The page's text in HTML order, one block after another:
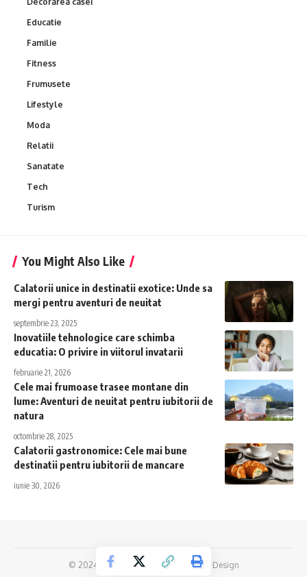
Educatie
Familie
Fitness
Frumusete
Lifestyle
Moda
Relatii
Sanatate
Tech
Turism
You Might Also Like
Calatorii unice in destinatii exotice: Unde sa
mergi pentru aventuri de neuitat
septembrie 23, 2025
Inovatiile tehnologice care schimba
educatia: O privire in viitorul invatarii
februarie 21, 2026
Cele mai frumoase trasee montane din
lume: Aventuri de neuitat pentru iubitorii de
natura
octombrie 28, 2025
Calatorii gastronomice: Cele mai bune
destinatii pentru iubitorii de mancare
iunie 30, 2026
© 2024 Stiri. AlphaByte - Agentie Web Design